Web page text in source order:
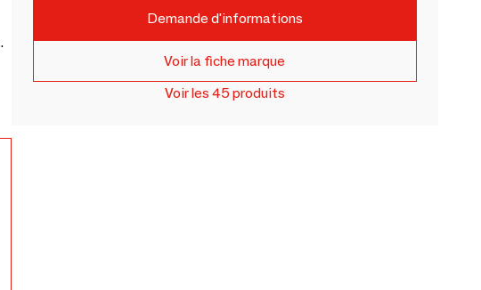
Demande d'informations
Voir la fiche marque
Voir les 45 produits